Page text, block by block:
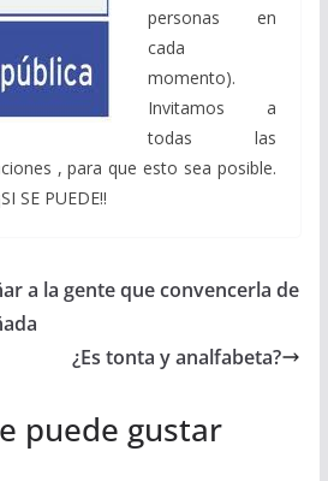
personas en
cada
momento).
Invitamos a
todas las
, para que esto sea posible.
SE PUEDE!!
a la gente que convencerla de
¿Es tonta y analfabeta?
puede gustar